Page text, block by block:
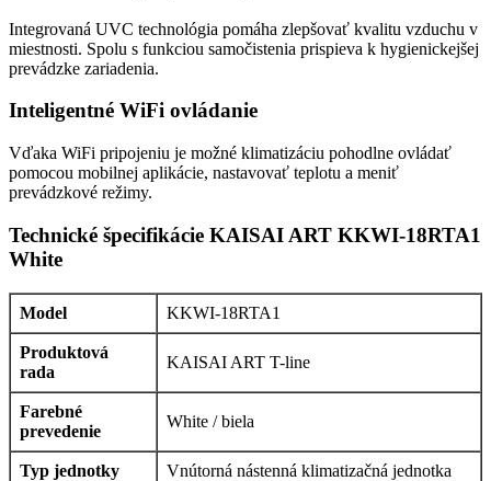
Integrovaná UVC technológia pomáha zlepšovať kvalitu vzduchu v
miestnosti. Spolu s funkciou samočistenia prispieva k hygienickejšej
prevádzke zariadenia.
Inteligentné WiFi ovládanie
Vďaka WiFi pripojeniu je možné klimatizáciu pohodlne ovládať
pomocou mobilnej aplikácie, nastavovať teplotu a meniť
prevádzkové režimy.
Technické špecifikácie KAISAI ART KKWI-18RTA1
White
Model KKWI-18RTA1
Produktová
rada
KAISAI ART T-line
Farebné
prevedenie
White / biela
Typ jednotky Vnútorná nástenná klimatizačná jednotka